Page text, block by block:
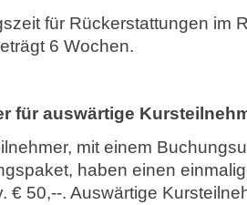
für Rückerstattungen im
6 Wochen.
für auswärtige
mit einem
haben einen
€ 50,--. Auswärtige